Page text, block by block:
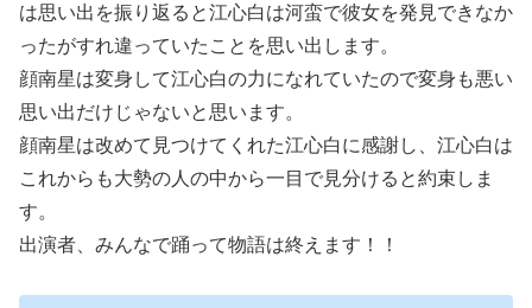
は思い出を振り返ると江心白は河蛮で彼女を発見できなか
ったがすれ違っていたことを思い出します。
顔南星は変身して江心白の力になれていたので変身も悪い
思い出だけじゃないと思います。
顔南星は改めて見つけてくれた江心白に感謝し、江心白は
これからも大勢の人の中から一目で見分けると約束しま
す。
出演者、みんなで踊って物語は終えます！！